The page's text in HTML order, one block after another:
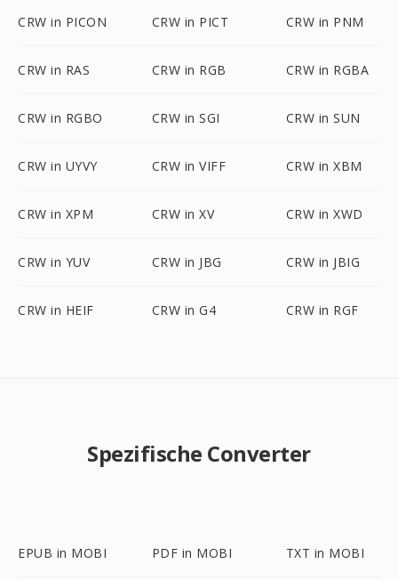
CRW in PICON CRW in PICT CRW in PNM
CRW in RAS CRW in RGB CRW in RGBA
CRW in RGBO CRW in SGI CRW in SUN
CRW in UYVY CRW in VIFF CRW in XBM
CRW in XPM CRW in XV CRW in XWD
CRW in YUV CRW in JBG CRW in JBIG
CRW in HEIF CRW in G4 CRW in RGF
Spezifische Converter
EPUB in MOBI PDF in MOBI TXT in MOBI